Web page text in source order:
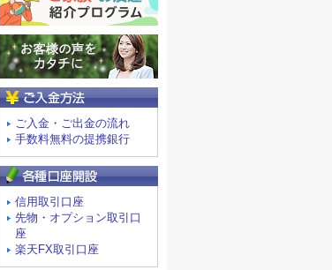
ご入金・ご出金の流れ
手数料無料の提携銀行
信用取引口座
先物・オプション取引口
座
楽天FX取引口座